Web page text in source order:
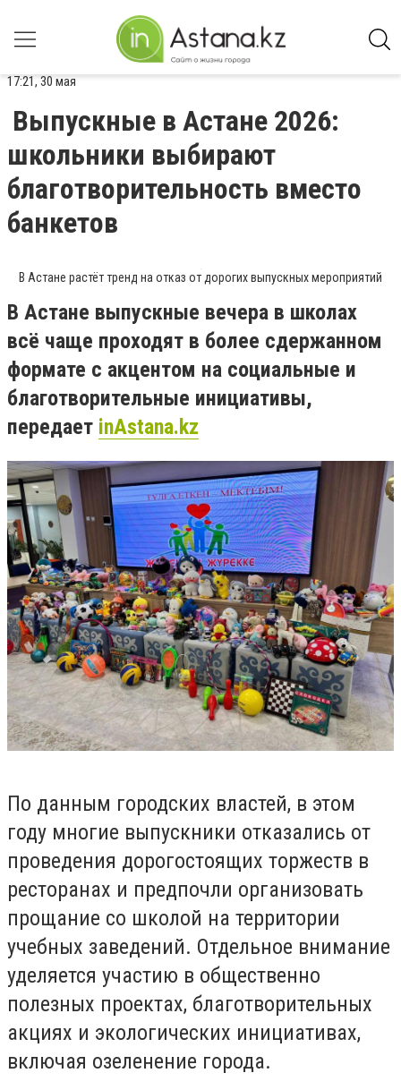
17:21, 30 мая
Выпускные в Астане 2026:
школьники выбирают
благотворительность вместо
банкетов
В Астане растёт тренд на отказ от дорогих выпускных мероприятий
В Астане выпускные вечера в школах
всё чаще проходят в более сдержанном
формате с акцентом на социальные и
благотворительные инициативы,
передает inAstana.kz
По данным городских властей, в этом
году многие выпускники отказались от
проведения дорогостоящих торжеств в
ресторанах и предпочли организовать
прощание со школой на территории
учебных заведений. Отдельное внимание
уделяется участию в общественно
полезных проектах, благотворительных
акциях и экологических инициативах,
включая озеленение города.